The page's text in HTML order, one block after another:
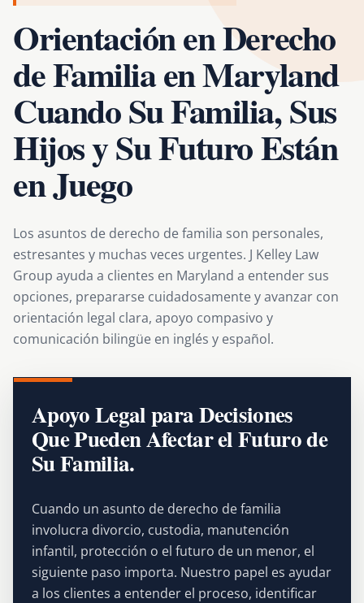
Orientación en Derecho
de Familia en Maryland
Cuando Su Familia, Sus
Hijos y Su Futuro Están
en Juego
Los asuntos de derecho de familia son personales,
estresantes y muchas veces urgentes. J Kelley Law
Group ayuda a clientes en Maryland a entender sus
opciones, prepararse cuidadosamente y avanzar con
orientación legal clara, apoyo compasivo y
comunicación bilingüe en inglés y español.
Apoyo Legal para Decisiones
Que Pueden Afectar el Futuro de
Su Familia.
Cuando un asunto de derecho de familia
involucra divorcio, custodia, manutención
infantil, protección o el futuro de un menor, el
siguiente paso importa. Nuestro papel es ayudar
a los clientes a entender el proceso, identificar